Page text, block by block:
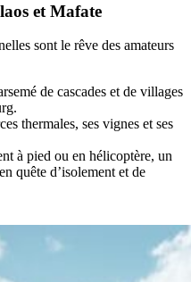
et Mafate
sont le rêve des amateurs
de cascades et de villages
thermales, ses vignes et ses
à pied ou en hélicoptère, un
quête d’isolement et de